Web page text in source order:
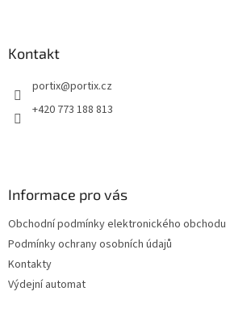
Kontakt
portix@portix.cz
+420 773 188 813
Informace pro vás
Obchodní podmínky elektronického obchodu
Podmínky ochrany osobních údajů
Kontakty
Výdejní automat